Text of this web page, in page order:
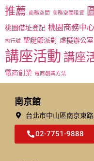
推薦 商務空間 商務空間租賃
桃園借址登記 桃園商務中心
司行號 聖誕節派對 虛擬辦公室
講座活動 講座
電商創業 電商創業方法
南京館
台北市中山區南京東
02-7751-9888